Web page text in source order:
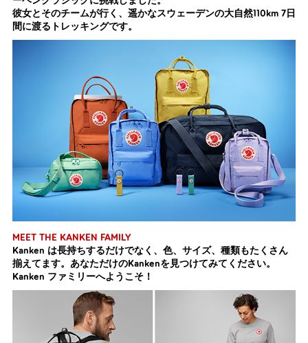
彼女とそのチームが行く、遥かなスウェーデンの大自然110km 7日
間に渡るトレッキングです。
MEET THE KANKEN FAMILY
Kanken は長持ちするだけでなく、色、サイズ、種類もたくさん
揃えてます。あなただけのKankenを見つけてみてください。
Kanken ファミリーへようこそ！